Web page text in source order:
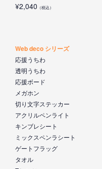
¥2,040 （税込）
Web deco シリーズ
応援うちわ
透明うちわ
応援ボード
メガホン
切り文字ステッカー
アクリルペンライト
キンブレシート
ミックスペンラシート
ゲートフラッグ
タオル